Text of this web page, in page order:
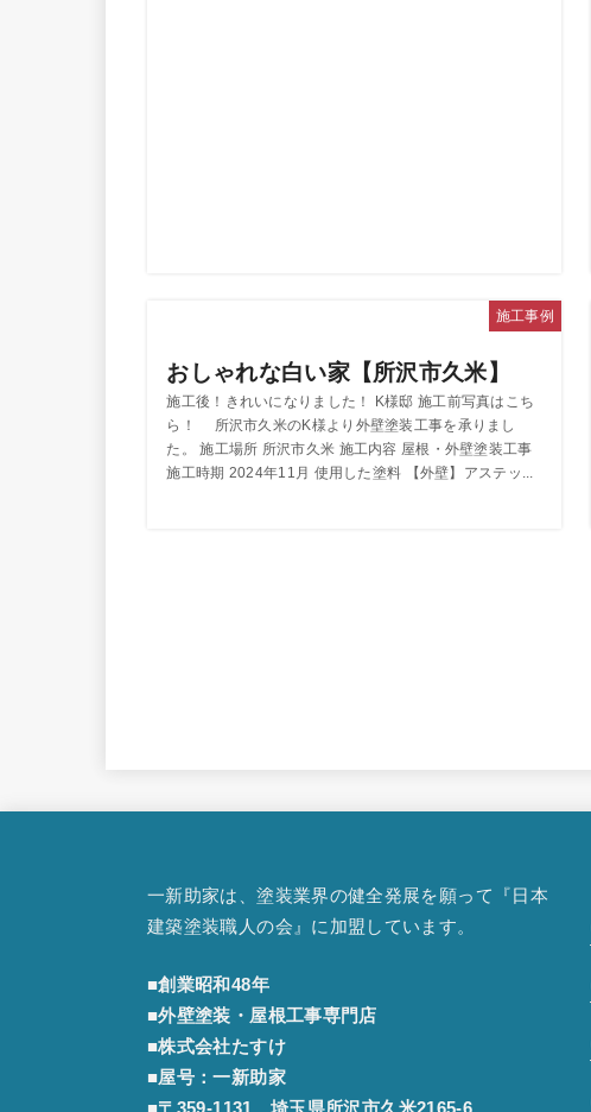
施工事例
おしゃれな白い家【所沢市久米】
施工後！きれいになりました！ K様邸 施工前写真はこち
ら！ 所沢市久米のK様より外壁塗装工事を承りまし
た。 施工場所 所沢市久米 施工内容 屋根・外壁塗装工事
施工時期 2024年11月 使用した塗料 【外壁】アステッ...
一新助家は、塗装業界の健全発展を願って『 日本
建築塗装職人の会 』に加盟しています。
■創業昭和48年
■外壁塗装・屋根工事専門店
■株式会社たすけ
■屋号：一新助家